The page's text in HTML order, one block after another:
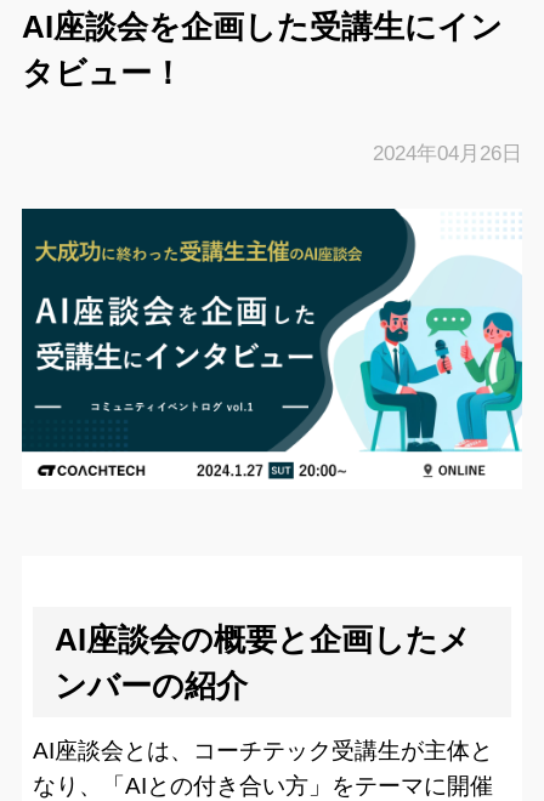
AI座談会を企画した受講生にイン
タビュー！
2024年04月26日
AI座談会の概要と企画したメ
ンバーの紹介
AI座談会とは、コーチテック受講生が主体と
なり、「AIとの付き合い方」をテーマに開催